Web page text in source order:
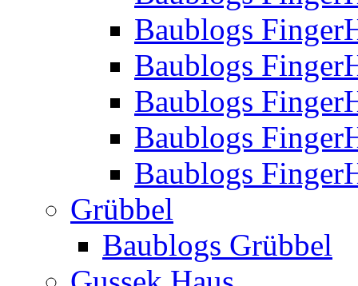
Baublogs
Baublogs
Baublogs
Baublogs
Baublogs
Grübbel
Baublogs Grübbel